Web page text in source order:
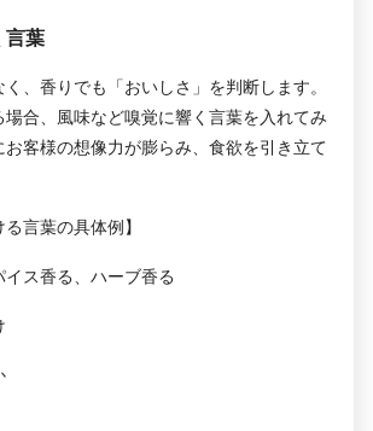
言葉
、香りでも「おいしさ」を判断します。
合、風味など嗅覚に響く言葉を入れてみ
お客様の想像力が膨らみ、食欲を引き立て
る言葉の具体例】
イス香る、ハーブ香る